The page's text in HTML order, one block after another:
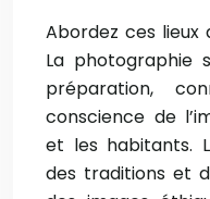
Abordez ces
La photographie
préparation,
conscience de
et les habitants.
des traditions et